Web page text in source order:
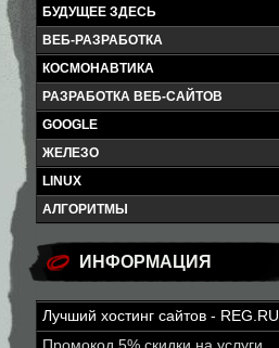
БУДУЩЕЕ ЗДЕСЬ
ВЕБ-РАЗРАБОТКА
КОСМОНАВТИКА
РАЗРАБОТКА ВЕБ-САЙТОВ
GOOGLE
ЖЕЛЕЗО
LINUX
АЛГОРИТМЫ
ИНФОРМАЦИЯ
Лучший хостинг сайтов - REG.RU